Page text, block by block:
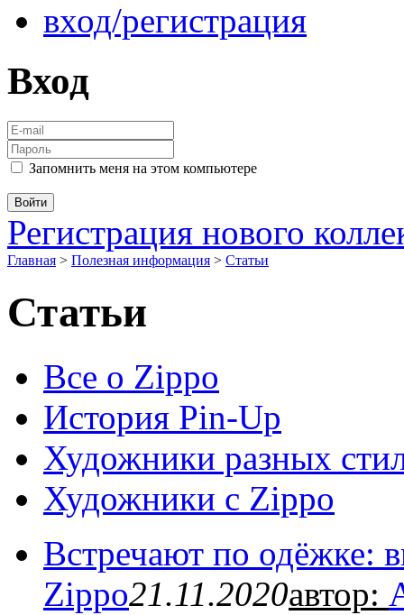
вход/регистрация
Вход
Запомнить меня на этом компьютере
Регистрация нового
Главная > Полезная информация > Статьи
Статьи
Все о Zippo
История Pin-Up
Художники разных
Художники с Zippo
Встречают по одёжке:
Zippo21.11.2020автор: